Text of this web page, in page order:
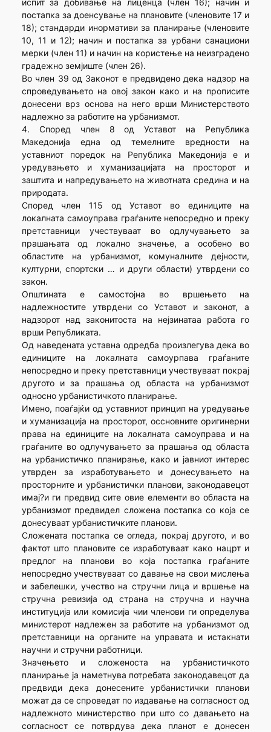
испит за добивање на лиценца (член 16); начин и
постапка за доенсување на плановите (членовите 17 и
18); стандарди инормативи за планирање (членовите
10, 11 и 12); начин и постапка за урбани санациони
мерки (член 11) и начин на користење на неизградено
градежно земјиште (член 26).
Во член 39 од Законот е предвидено дека надзор на
спроведувањето на овој закон како и на прописите
донесени врз основа на него врши Министерството
надлежно за работите на урбанизмот.
4. Според член 8 од Уставот на Република
Македонија една од темелните вредности на
уставниот поредок на Република Македонија е и
уредувањето и хуманизацијата на просторот и
заштита и напредувањето на животната средина и на
природата.
Според член 115 од Уставот во единиците на
локалната самоуправа граѓаните непосредно и преку
претставници учествуваат во одлучувањето за
прашањата од локално значење, а особено во
областите на урбанизмот, комуналните дејности,
културни, спортски … и други области) утврдени со
закон.
Општината е самостојна во вршењето на
надлежностите утврдени со Уставот и законот, а
надзорот над законитоста на нејзинатаа работа го
врши Републиката.
Од наведената уставна одредба произлегува дека во
единиците на локалната самоурпава граѓаните
непосредно и преку претставници учествуваат покрај
другото и за прашања од областа на урбанизмот
односно урбанистичкото планирање.
Имено, поаѓајќи од уставниот принцип на уредување
и хуманизација на просторот, оссновните оригинерни
права на единиците на локалната самоуправа и на
граѓаните во одлучувањето за прашања од областа
на урбанистичко планирање, како и јавниот интерес
утврден за изработувањето и донесувањето на
просторните и урбанистички планови, законодавецот
имај?и ги предвид сите овие елементи во областа на
урбанизмот предвидел сложена постапка со која се
донесуваат урбанистичките планови.
Сложената постапка се огледа, покрај другото, и во
фактот што плановите се изработуваат како нацрт и
предлог на планови во која постапка граѓаните
непосредно учествуваат со давање на свои мислења
и забелешки, учество на стручни лица и вршење на
стручна ревизија од страна на стручна и научна
институција или комисија чии членови ги определува
министерот надлежен за работите на урбанизмот од
претставници на органите на управата и истакнати
научни и стручни работници.
Значењето и сложеноста на урбанистичкото
планирање ја наметнува потребата законодавецот да
предвиди дека донесените урбанистички планови
можат да се спроведат по издавање на согласност од
надлежното министерство при што со давањето на
согласност се потврдува дека планот е донесен